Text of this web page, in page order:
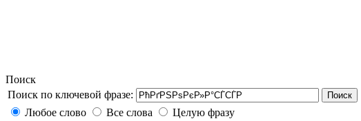
Поиск
Поиск по ключевой фразе:
Любое слово
Все слова
Целую фразу